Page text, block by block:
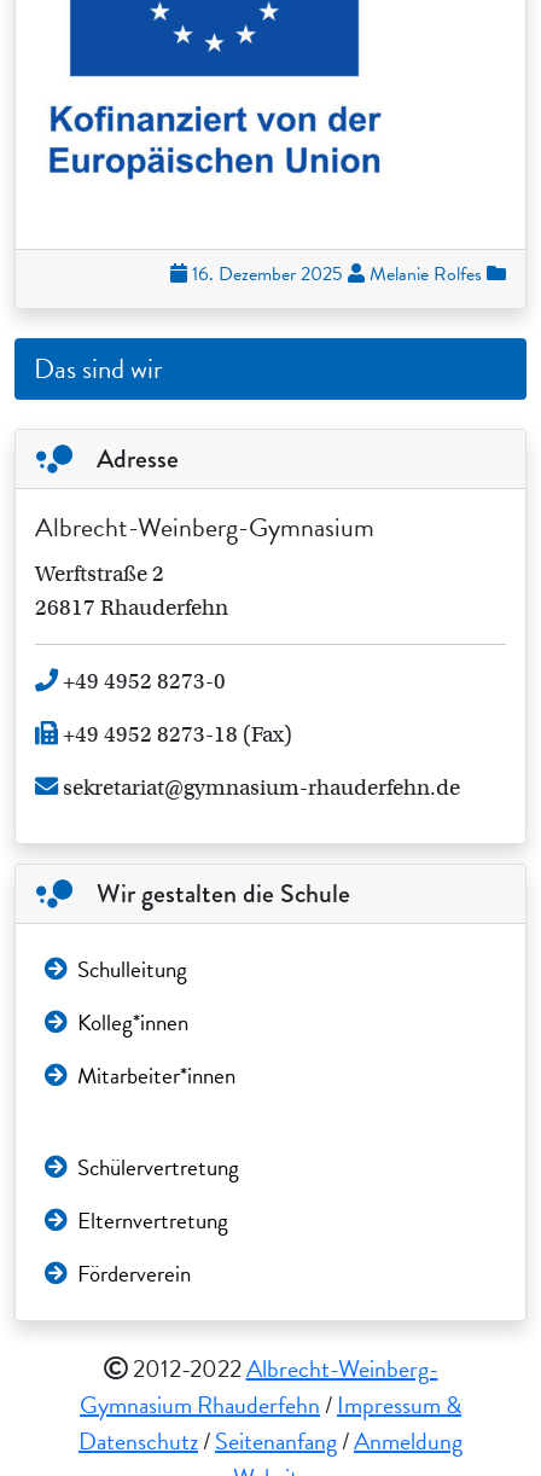
16. Dezember 2025 Melanie Rolfes
Das sind wir
Adresse
Albrecht-Weinberg-Gymnasium
Werftstraße 2
26817 Rhauderfehn
+49 4952 8273-0
+49 4952 8273-18 (Fax)
sekretariat@gymnasium-rhauderfehn.de
Wir gestalten die Schule
Schulleitung
Kolleg*innen
Mitarbeiter*innen
Schülervertretung
Elternvertretung
Förderverein
2012-2022Albrecht-Weinberg-
Gymnasium Rhauderfehn/Impressum &
Datenschutz/Seitenanfang/Anmeldung